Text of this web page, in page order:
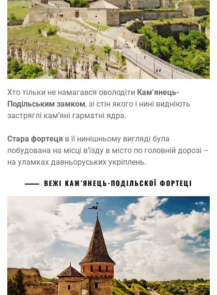
Хто тільки не намагався оволодіти Кам’янець-
Подільським замком, зі стін якого і нині видніють
застряглі кам’яні гарматні ядра.
Стара фортеця в її нинішньому вигляді була
побудована на місці в’їзду в місто по головній дорозі –
на уламках давньоруських укріплень.
ВЕЖІ КАМ’ЯНЕЦЬ-ПОДІЛЬСКОЇ ФОРТЕЦІ